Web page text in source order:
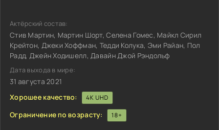
Актёрский состав:
Стив Мартин, Мартин Шорт, Селена Гомес, Майкл Сирил
Крейтон, Джеки Хоффман, Тедди Колука, Эми Райан, Пол
Радд, Джейн Ходишелл, Давайн Джой Рэндольф
Дата выхода в мире:
31 августа 2021
Хорошее качество:
4K UHD
Ограничение по возрасту: 18+